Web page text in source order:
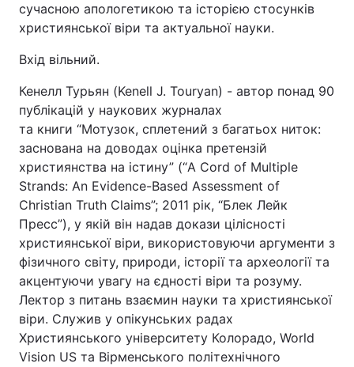
сучасною апологетикою та історією стосунків
християнської віри та актуальної науки.
Вхід вільний.
Кенелл Турьян (Kenell J. Touryan) - автор понад 90
публікацій у наукових журналах
та книги “Мотузок, сплетений з багатьох ниток:
заснована на доводах оцінка претензій
християнства на істину” (“A Cord of Multiple
Strands: An Evidence-Based Assessment of
Christian Truth Claims”; 2011 рік, “Блек Лейк
Пресс”), у якій він надав докази цілісності
християнської віри, використовуючи аргументи з
фізичного світу, природи, історії та археології та
акцентуючи увагу на єдності віри та розуму.
Лектор з питань взаємин науки та християнської
віри. Служив у опікунських радах
Християнського університету Колорадо, World
Vision US та Вірменського політехнічного